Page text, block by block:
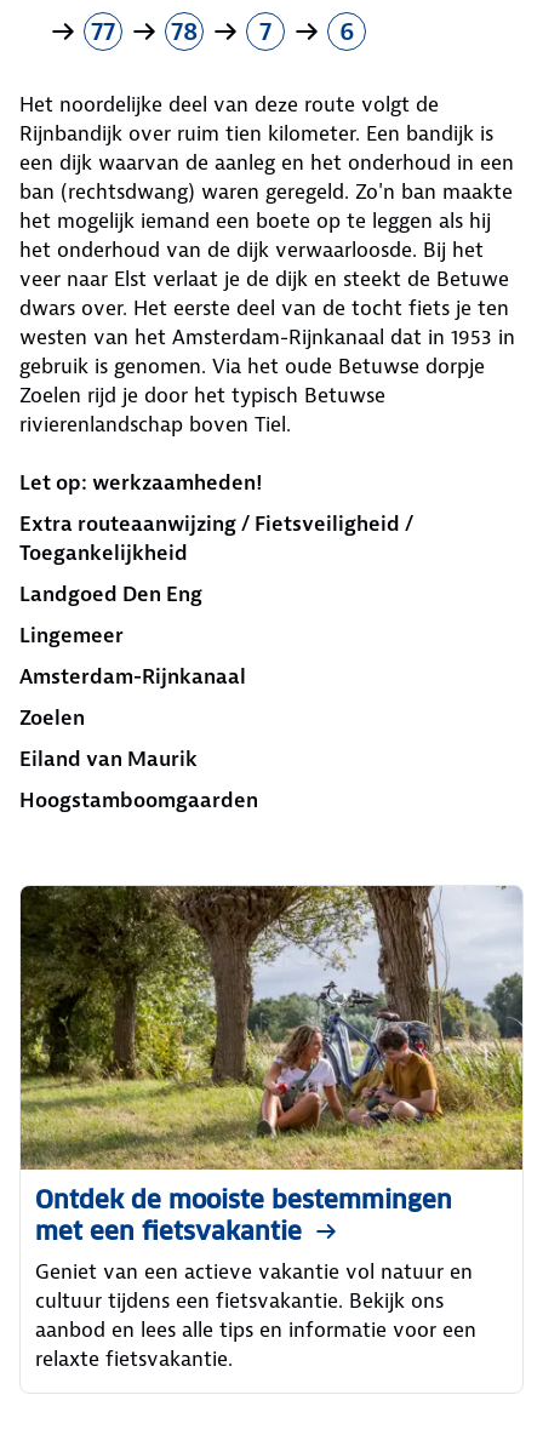
77
78 7 6
Het noordelijke deel van deze route volgt de
Rijnbandijk over ruim tien kilometer. Een bandijk is
een dijk waarvan de aanleg en het onderhoud in een
ban (rechtsdwang) waren geregeld. Zo'n ban maakte
het mogelijk iemand een boete op te leggen als hij
het onderhoud van de dijk verwaarloosde. Bij het
veer naar Elst verlaat je de dijk en steekt de Betuwe
dwars over. Het eerste deel van de tocht fiets je ten
westen van het Amsterdam-Rijnkanaal dat in 1953 in
gebruik is genomen. Via het oude Betuwse dorpje
Zoelen rijd je door het typisch Betuwse
rivierenlandschap boven Tiel.
Let op: werkzaamheden!
Extra routeaanwijzing / Fietsveiligheid /
Toegankelijkheid
Landgoed Den Eng
Lingemeer
Amsterdam-Rijnkanaal
Zoelen
Eiland van Maurik
Hoogstamboomgaarden
Ontdek de mooiste bestemmingen
met een fietsvakantie
Geniet van een actieve vakantie vol natuur en
cultuur tijdens een fietsvakantie. Bekijk ons
aanbod en lees alle tips en informatie voor een
relaxte fietsvakantie.